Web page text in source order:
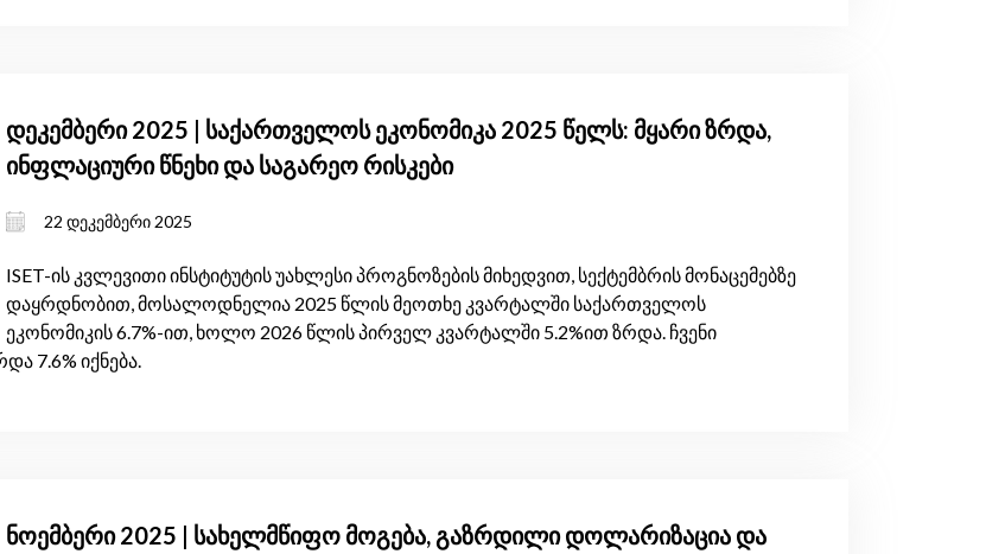
დეკემბერი 2025 | საქართველოს ეკონომიკა 2025 წელს: მყარი ზრდა,
ინფლაციური წნეხი და საგარეო რისკები
22 დეკემბერი 2025
ISET-ის კვლევითი ინსტიტუტის უახლესი პროგნოზების მიხედვით, სექტემბრის მონაცემებზე
დაყრდნობით, მოსალოდნელია 2025 წლის მეოთხე კვარტალში საქართველოს
ეკონომიკის 6.7%-ით, ხოლო 2026 წლის პირველ კვარტალში 5.2%ით ზრდა. ჩვენი
7.6% იქნება.
ნოემბერი 2025 | სახელმწიფო მოგება, გაზრდილი დოლარიზაცია და